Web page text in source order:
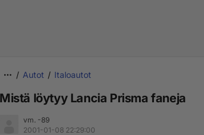
Autot Italoautot
Mistä löytyy Lancia Prisma faneja
vm. -89
2001-01-08 22:29:00